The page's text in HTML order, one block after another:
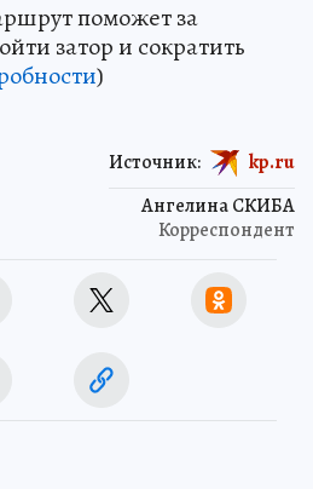
поможет за
затор и сократить
)
Ангелина СКИБА
Корреспондент
Источник: kp.ru